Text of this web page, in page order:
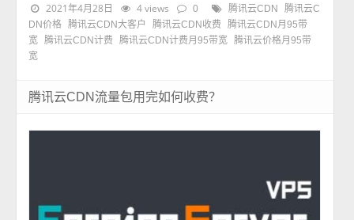
2021年4月28日 4 views 0 腾讯云CDN
腾讯云C
DN价格 腾讯云CDN大客户 腾讯云CDN收费
腾讯云CDN月95带
宽 腾讯云CDN计费 腾讯云CDN计费月95带宽 腾讯云价格月95带
宽
腾讯云CDN流量包用完如何收费？